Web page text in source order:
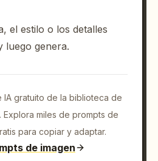
el estilo o los detalles
luego genera.
IA gratuito de la biblioteca de
Explora miles de prompts de
para copiar y adaptar.
de imagen